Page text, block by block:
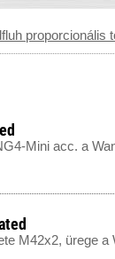
proporcionális
Mini acc. a
M42x2, ürege a